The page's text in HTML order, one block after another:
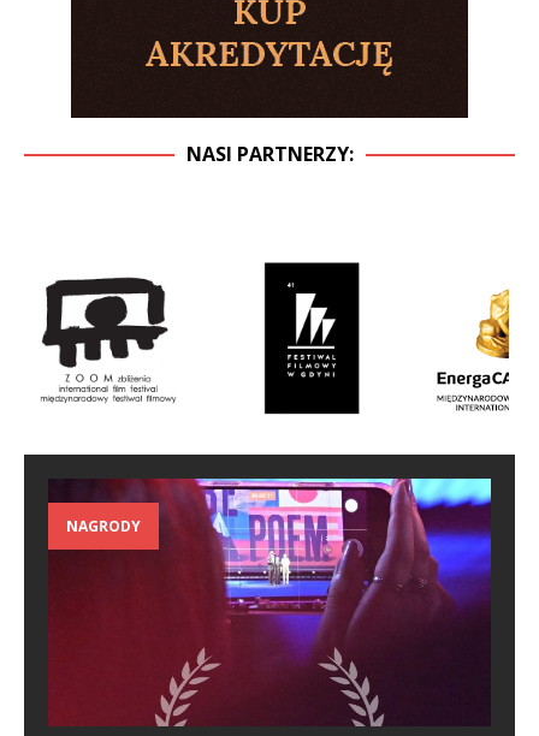
NASI PARTNERZY:
NAGRODY